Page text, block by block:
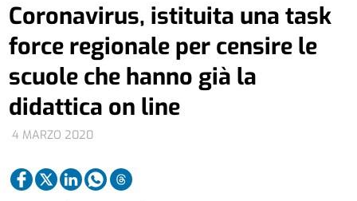
4 MARZO 2020
Coronavirus, istituita una task
force regionale per censire le
scuole che hanno già la
didattica on line